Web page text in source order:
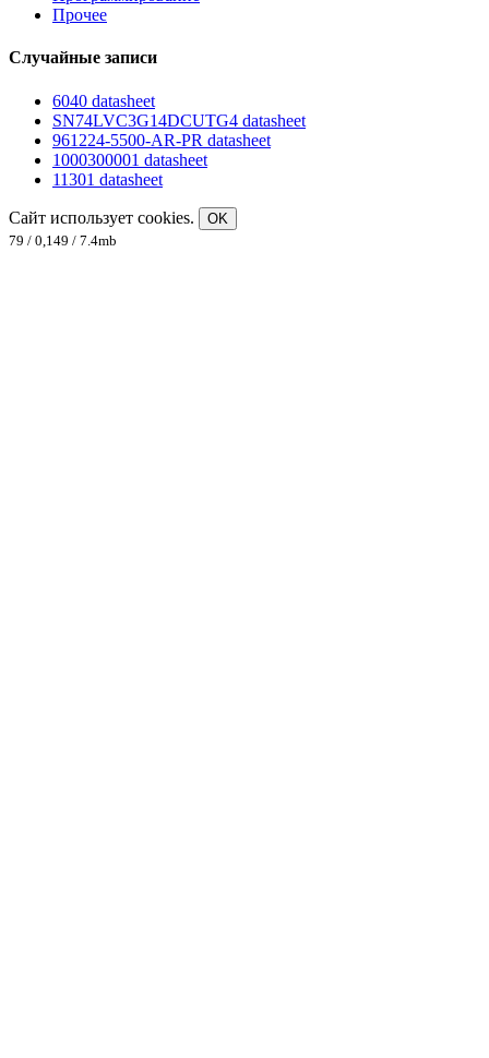
Прочее
Случайные записи
6040 datasheet
SN74LVC3G14DCUTG4 datasheet
961224-5500-AR-PR datasheet
1000300001 datasheet
11301 datasheet
Сайт использует cookies.
OK
79 / 0,149 / 7.4mb